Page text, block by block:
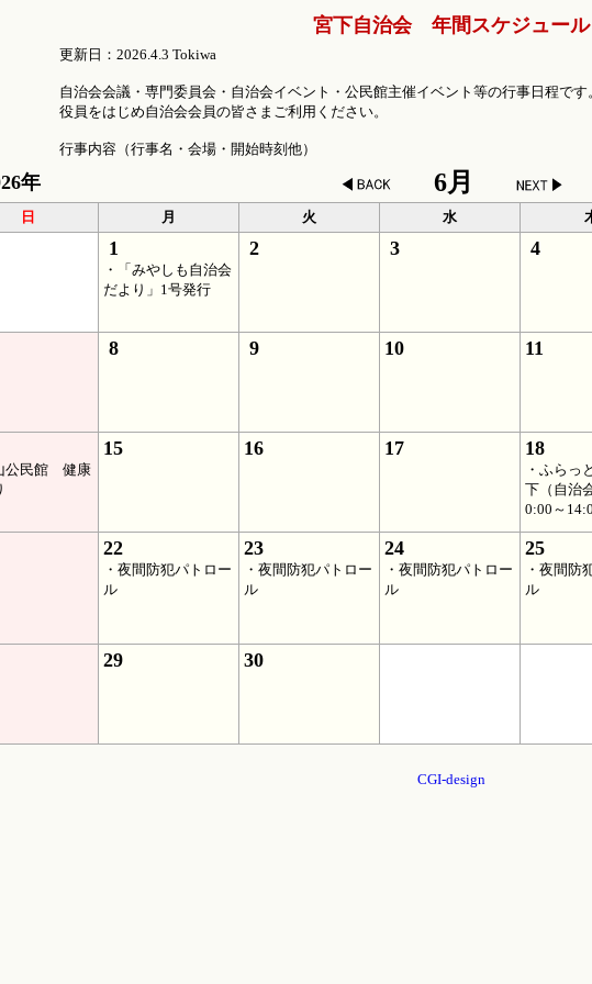
宮下自治会 年間スケジュール
更新日：2026.4.3 Tokiwa
自治会会議・専門委員会・自治会イベント・公民館主催イベント等の行事日程です
役員をはじめ自治会会員の皆さまご利用ください。
行事内容（行事名・会場・開始時刻他）
年 6月
日 月 火 水
1
・「みやしも自治会
だより」1号発行
2 3 4
8 9 10 11
公民館 健康
15 16 17 18
・ふらっ
下（自治
0:00～
22
・夜間防犯パトロー
ル
23
・夜間防犯パトロー
ル
24
・夜間防犯パトロー
ル
25
・夜間防
ル
29 30
CGI-design